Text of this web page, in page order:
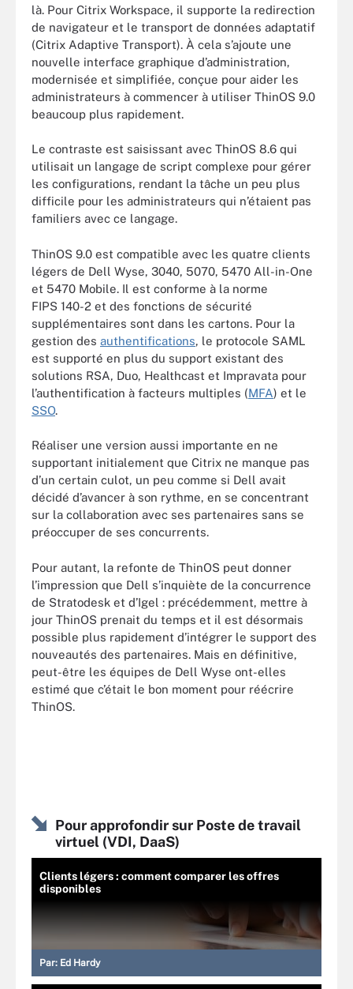
là. Pour Citrix Workspace, il supporte la redirection
de navigateur et le transport de données adaptatif
(Citrix Adaptive Transport). À cela s’ajoute une
nouvelle interface graphique d’administration,
modernisée et simplifiée, conçue pour aider les
administrateurs à commencer à utiliser ThinOS 9.0
beaucoup plus rapidement.
Le contraste est saisissant avec ThinOS 8.6 qui
utilisait un langage de script complexe pour gérer
les configurations, rendant la tâche un peu plus
difficile pour les administrateurs qui n’étaient pas
familiers avec ce langage.
ThinOS 9.0 est compatible avec les quatre clients
légers de Dell Wyse, 3040, 5070, 5470 All-in-One
et 5470 Mobile. Il est conforme à la norme
FIPS 140-2 et des fonctions de sécurité
supplémentaires sont dans les cartons. Pour la
gestion des authentifications, le protocole SAML
est supporté en plus du support existant des
solutions RSA, Duo, Healthcast et Impravata pour
l’authentification à facteurs multiples (MFA) et le
SSO.
Réaliser une version aussi importante en ne
supportant initialement que Citrix ne manque pas
d’un certain culot, un peu comme si Dell avait
décidé d’avancer à son rythme, en se concentrant
sur la collaboration avec ses partenaires sans se
préoccuper de ses concurrents.
Pour autant, la refonte de ThinOS peut donner
l’impression que Dell s’inquiète de la concurrence
de Stratodesk et d’Igel : précédemment, mettre à
jour ThinOS prenait du temps et il est désormais
possible plus rapidement d’intégrer le support des
nouveautés des partenaires. Mais en définitive,
peut-être les équipes de Dell Wyse ont-elles
estimé que c’était le bon moment pour réécrire
ThinOS.
Pour approfondir sur Poste de travail
virtuel (VDI, DaaS)
Clients légers : comment comparer les offres
disponibles
Par: Ed Hardy